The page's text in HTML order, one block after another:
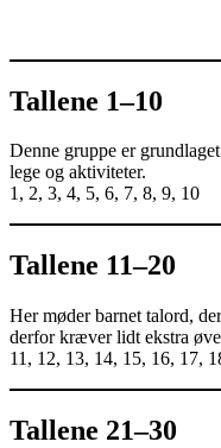
Tallene 1–10
Denne gruppe er
lege og aktiviteter.
1, 2, 3, 4, 5, 6, 7, 8, 9, 10
Tallene 11–20
Her møder barnet talord,
derfor kræver lidt ekstra
11, 12, 13, 14, 15, 16, 17,
Tallene 21–30